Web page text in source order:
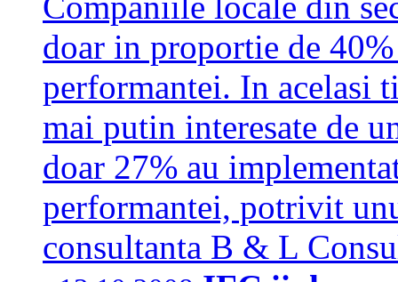
doar in proportie de
performantei. In acelasi
mai putin interesate de
doar 27% au
performantei, potrivit
consultanta B & L